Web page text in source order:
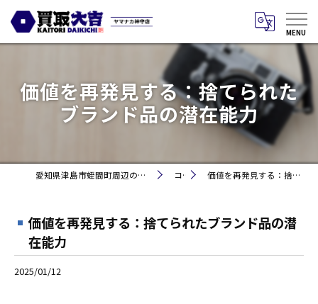
価値を再発見する：捨てられた
ブランド品の潜在能力
愛知県津島市蛭間町周辺のお買取りなら買取大吉 ヤマナカ神守店 コラム 価値を再発見する：捨てられたブランド品の潜在能力
価値を再発見する：捨てられたブランド品の潜
在能力
2025/01/12